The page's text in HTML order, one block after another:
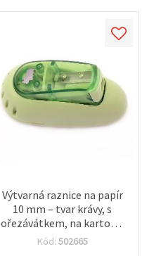
Výtvarná raznice na papír
10 mm – tvar krávy, s
ořezávátkem, na karton a
pěnovku EVA – ideální na
Kód: 502665